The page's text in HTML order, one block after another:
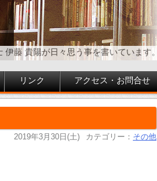
伊藤 貴陽が日々思う事を書いています。
リンク アクセス・お問合せ
2019年3月30日(土) カテゴリー： その他